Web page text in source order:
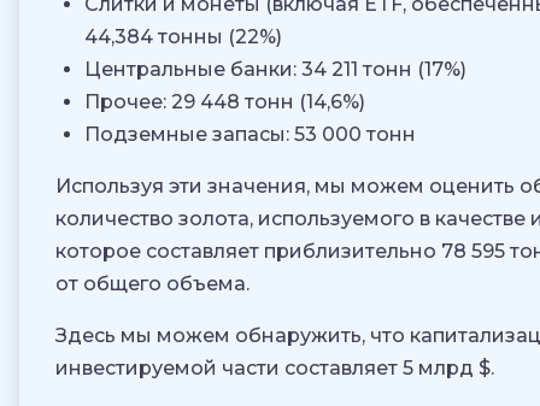
44,384 тонны (22%)
Центральные банки: 34 211 тонн (17%)
Прочее: 29 448 тонн (14,6%)
Подземные запасы: 53 000 тонн
Используя эти значения, мы можем оценить
количество золота, используемого в качестве
которое составляет приблизительно 78 595
от общего объема.
Здесь мы можем обнаружить, что
инвестируемой части составляет 5 млрд $.